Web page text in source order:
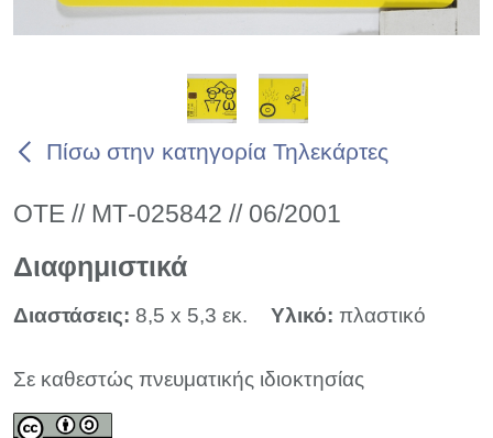
Πίσω στην κατηγορία Τηλεκάρτες
ΟΤΕ // ΜΤ-025842 // 06/2001
Διαφημιστικά
Διαστάσεις: 8,5 x 5,3 εκ. Υλικό: πλαστικό
Σε καθεστώς πνευματικής ιδιοκτησίας